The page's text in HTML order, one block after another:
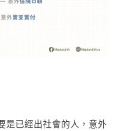
是已經出社會的人，意外